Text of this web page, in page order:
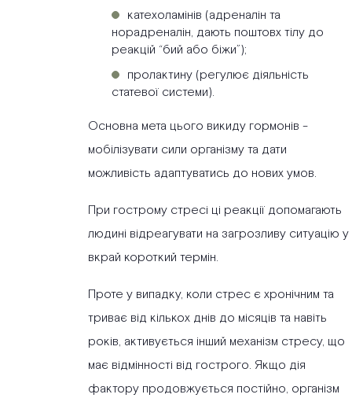
катехоламінів (адреналін та
норадреналін, дають поштовх тілу до
реакцій “бий або біжи”);
пролактину (регулює діяльність
статевої системи).
Основна мета цього викиду гормонів -
мобілізувати сили організму та дати
можливість адаптуватись до нових умов.
При гострому стресі ці реакції допомагають
людині відреагувати на загрозливу ситуацію у
вкрай короткий термін.
Проте у випадку, коли стрес є хронічним та
триває від кількох днів до місяців та навіть
років, активується інший механізм стресу, що
має відмінності від гострого. Якщо дія
фактору продовжується постійно, організм